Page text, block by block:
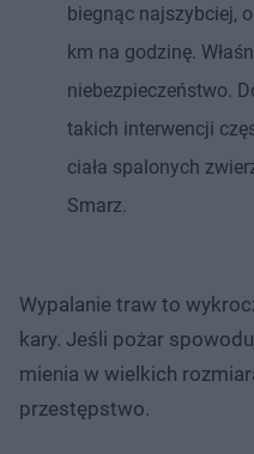
biegnąc najszybciej,
km na godzinę.
niebezpieczeństwo.
takich interwencji
ciała spalonych
Smarz.
Wypalanie traw to
kary. Jeśli pożar
mienia w wielkich
przestępstwo.